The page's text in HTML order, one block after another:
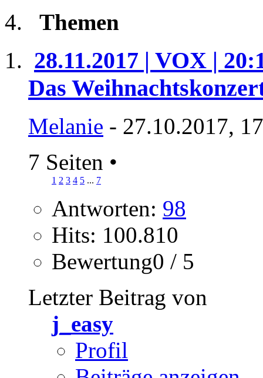
Themen
28.11.2017 | VOX |
Das
Melanie - 27.10.2017,
7 Seiten •
1 2 3 4 5 ... 7
Antworten: 98
Hits: 100.810
Bewertung0 / 5
Letzter Beitrag von
j_easy
Profil